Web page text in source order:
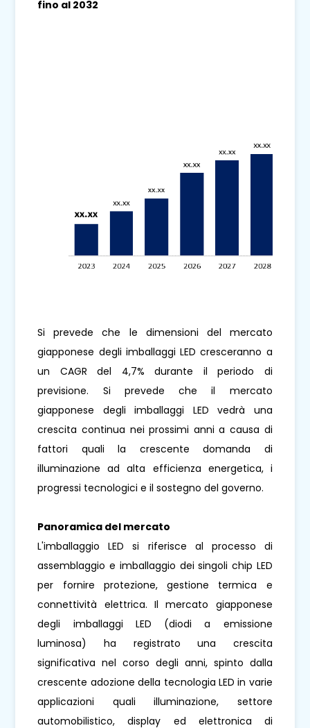
fino al 2032
Si prevede che le dimensioni del mercato
giapponese degli imballaggi LED cresceranno a
un CAGR del 4,7% durante il periodo di
previsione. Si prevede che il mercato
giapponese degli imballaggi LED vedrà una
crescita continua nei prossimi anni a causa di
fattori quali la crescente domanda di
illuminazione ad alta efficienza energetica, i
progressi tecnologici e il sostegno del governo.
Panoramica del mercato
L'imballaggio LED si riferisce al processo di
assemblaggio e imballaggio dei singoli chip LED
per fornire protezione, gestione termica e
connettività elettrica. Il mercato giapponese
degli imballaggi LED (diodi a emissione
luminosa) ha registrato una crescita
significativa nel corso degli anni, spinto dalla
crescente adozione della tecnologia LED in varie
applicazioni quali illuminazione, settore
automobilistico, display ed elettronica di